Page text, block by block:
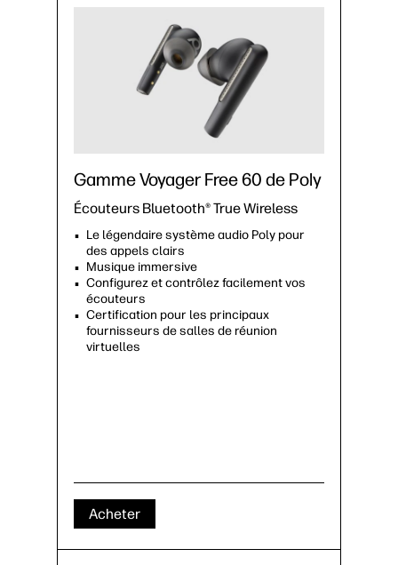
Gamme Voyager Free 60 de Poly
Écouteurs Bluetooth® True Wireless
Le légendaire système audio Poly pour
des appels clairs
Musique immersive
Configurez et contrôlez facilement vos
écouteurs
Certification pour les principaux
fournisseurs de salles de réunion
virtuelles
Acheter